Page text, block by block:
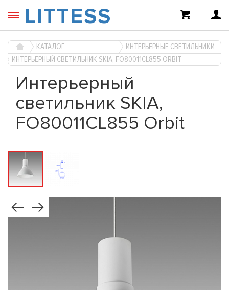
LITTESS
КАТАЛОГ
ИНТЕРЬЕРНЫЕ СВЕТИЛЬНИКИ
ИНТЕРЬЕРНЫЙ СВЕТИЛЬНИК SKIA, FO80011CL855 ORBIT
Интерьерный
светильник SKIA,
FO80011CL855 Orbit